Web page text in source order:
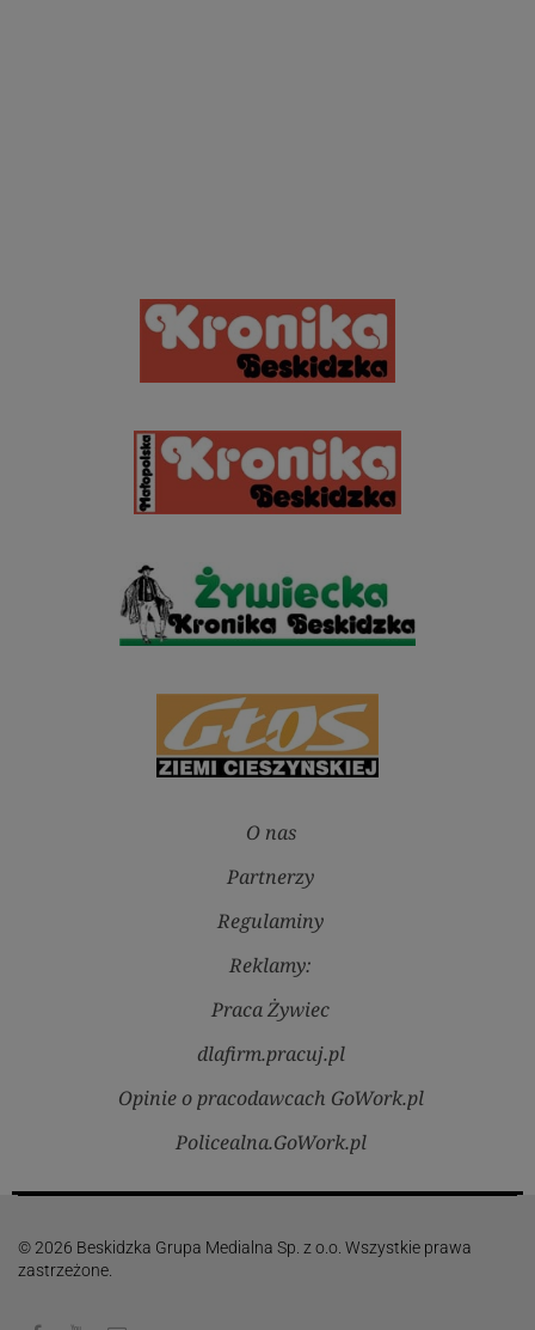
O nas
Partnerzy
Regulaminy
Reklamy:
Praca Żywiec
dlafirm.pracuj.pl
Opinie o pracodawcach GoWork.pl
Policealna.GoWork.pl
© 2026 Beskidzka Grupa Medialna Sp. z o.o. Wszystkie prawa
zastrzeżone.